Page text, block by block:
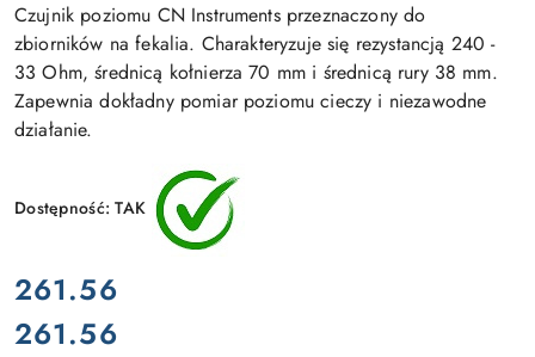
Czujnik poziomu CN Instruments przeznaczony do
zbiorników na fekalia. Charakteryzuje się rezystancją 240 -
33 Ohm, średnicą kołnierza 70 mm i średnicą rury 38 mm.
Zapewnia dokładny pomiar poziomu cieczy i niezawodne
działanie.
Dostępność:TAK
cena:
261.56
Cena:
261.56